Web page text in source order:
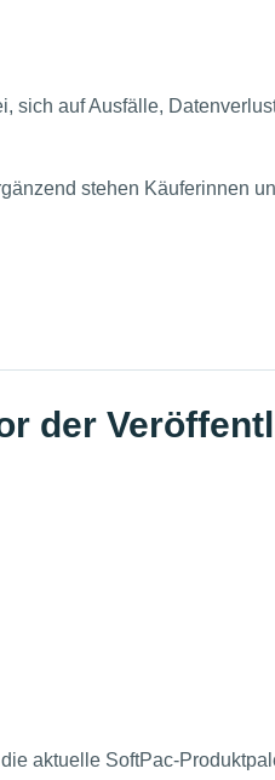
sich auf Ausfälle,
stehen Käuferinnen
der
aktuelle SoftPac-